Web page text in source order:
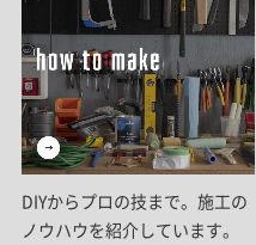
DIYからプロの技まで。施工の
ノウハウを紹介しています。